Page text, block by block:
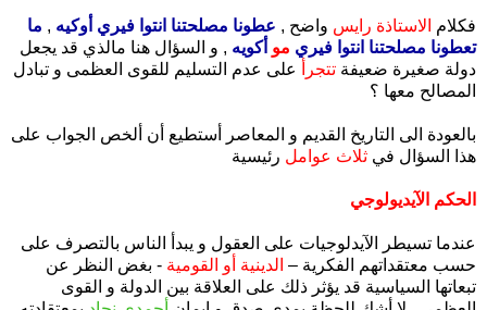
فكلام الاستاذة رايس واضح , عطونا مصلحتنا انتوا فيري أوكيه , ما
تعطونا مصلحتنا انتوا فيري مو أكويه , و السؤال هنا مالذي قد يجعل
دولة صغيرة ضعيفة تتجرأ
على عدم التسليم للقوى العظمى و تبادل
المصالح معها ؟
بالعودة الى التاريخ القديم و المعاصر أستطيع أن ألخص الجواب على
هذا السؤال في ثلاث عوامل رئيسية
الحكم الآيديولوجي
عندما تسيطر الآيدلوجيات على العقول و يبدأ الناس بالتصرف على
حسب معتقداتهم الفكرية – الدينية أو القومية - بغض النظر عن
تبعاتها السياسية قد يؤثر ذلك على العلاقة بين الدولة و القوى